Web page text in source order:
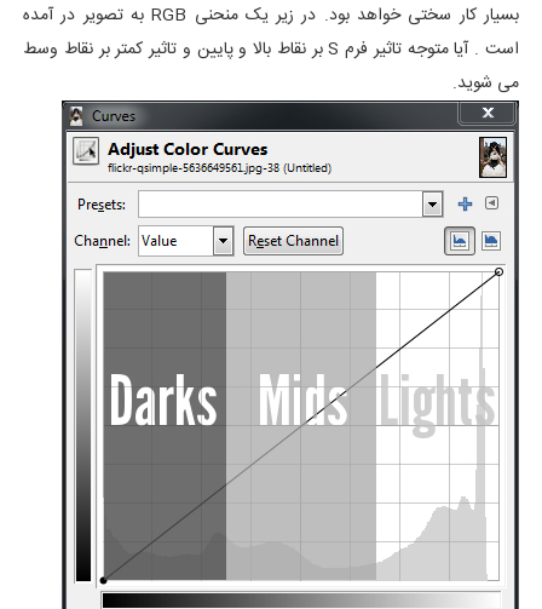
بسیار کار سختی خواهد بود. در زیر یک منحنی RGB به تصویر در آمده
است . آیا متوجه تاثیر فرم S بر نقاط بالا و پایین و تاثیر کمتر بر نقاط وسط
می شوید.